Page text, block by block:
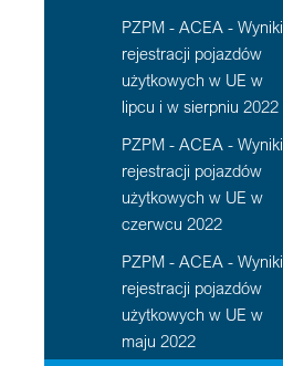
PZPM - ACEA - Wyniki
rejestracji pojazdów
użytkowych w UE w
lipcu i w sierpniu 2022
PZPM - ACEA - Wyniki
rejestracji pojazdów
użytkowych w UE w
czerwcu 2022
PZPM - ACEA - Wyniki
rejestracji pojazdów
użytkowych w UE w
maju 2022